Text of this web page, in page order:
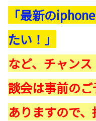
「最新の
たい！」
など、チャン
談会は事前の
ありますので